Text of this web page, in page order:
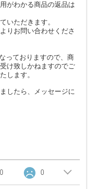
がわかる商品の返品は
いただきます。
りお問い合わせくださ
っておりますので、商
け致しかねますのでご
します。
したら、メッセージに
0